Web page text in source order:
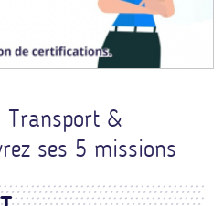
Transport &
ses 5 missions